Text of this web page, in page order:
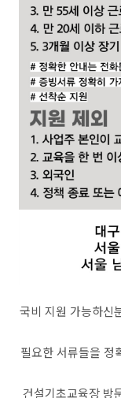
국비 지원 가능하신
필요한 서류들을 정
건설기초교육장 방